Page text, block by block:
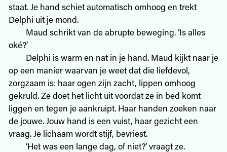
staat. Je hand schiet automatisch omhoog en trekt
Delphi uit je mond.
Maud schrikt van de abrupte beweging. ‘Is alles
oké?’
Delphi is warm en nat in je hand. Maud kijkt naar je
op een manier waarvan je weet dat die liefdevol,
zorgzaam is: haar ogen zijn zacht, lippen omhoog
gekruld. Ze doet het licht uit voordat ze in bed komt
liggen en tegen je aankruipt. Haar handen zoeken naar
de jouwe. Jouw hand is een vuist, haar gezicht een
vraag. Je lichaam wordt stijf, bevriest.
‘Het was een lange dag, of niet?’ vraagt ze.